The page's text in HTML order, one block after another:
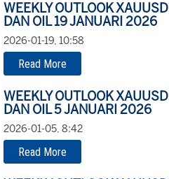
WEEKLY OUTLOOK XAUUSD
DAN OIL 19 JANUARI 2026
2026-01-19, 10:58
Read More
WEEKLY OUTLOOK XAUUSD
DAN OIL 5 JANUARI 2026
2026-01-05, 8:42
Read More